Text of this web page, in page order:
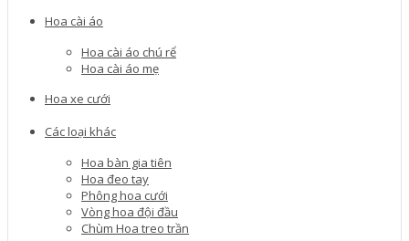
Hoa cài áo
Hoa cài áo chú rể
Hoa cài áo mẹ
Hoa xe cưới
Các loại khác
Hoa bàn gia tiên
Hoa đeo tay
Phông hoa cưới
Vòng hoa đội đầu
Chùm Hoa treo trần